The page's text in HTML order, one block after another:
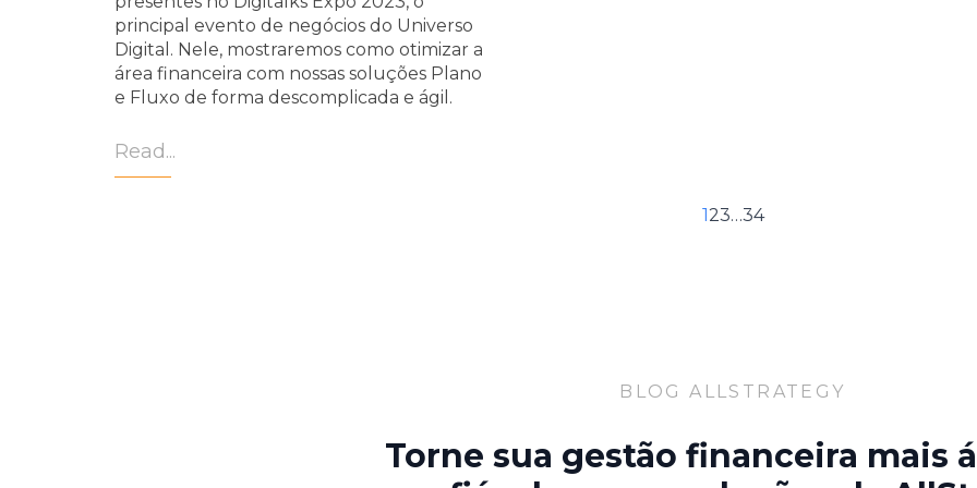
principal evento de negócios do Universo
Digital. Nele, mostraremos como otimizar a
área financeira com nossas soluções Plano
e Fluxo de forma descomplicada e ágil.
Read...
1 23…34
BLOG ALLSTRATEGY
Torne sua gestão financeira mais